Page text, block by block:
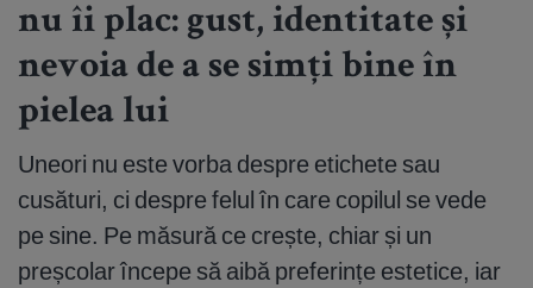
nu îi plac: gust, identitate și
nevoia de a se simți bine în
pielea lui
Uneori nu este vorba despre etichete sau
cusături, ci despre felul în care copilul se vede
pe sine. Pe măsură ce crește, chiar și un
preșcolar începe să aibă preferințe estetice, iar